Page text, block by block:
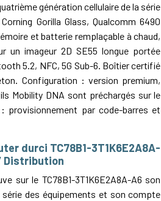
génération cellulaire de la série
Gorilla Glass, Qualcomm 6490
et batterie remplaçable à chaud,
un imageur 2D SE55 longue portée
5.2, NFC, 5G Sub-6. Boîtier certifié
Configuration : version premium,
Mobility DNA sont préchargés sur le
provisionnement par code-barres et
durci TC78B1-3T1K6E2A8A-
Distribution
sur le TC78B1-3T1K6E2A8A-A6 son
série des équipements et son compte